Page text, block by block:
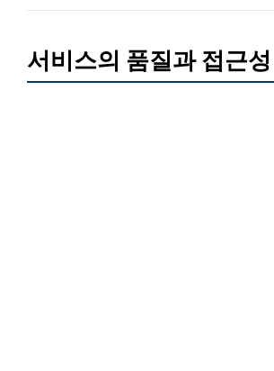
서비스의 품질과 접근성